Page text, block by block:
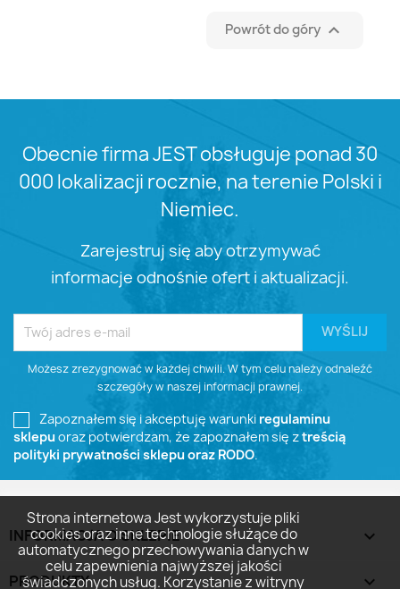
Powrót do góry 
Obecnie firma JEST obsługuje ponad 30
000 lokalizacji rocznie, na terenie Polski i
Niemiec.
Zarejestruj się aby otrzymywać
informacje odnośnie ofert i aktualizacji.
Możesz zrezygnować w każdej chwili. W tym celu należy odnaleźć
szczegóły w naszej informacji prawnej.
Zapoznałem się i akceptuję warunki regulaminu
sklepuoraz potwierdzam, że zapoznałem się ztreścią
polityki prywatności sklepu oraz RODO.
INFORMACJA O SKLEPIE keyboard_arrow_down
PRODUKTY 
Strona internetowa Jest wykorzystuje pliki
cookies oraz inne technologie służące do
automatycznego przechowywania danych w
celu zapewnienia najwyższej jakości
świadczonych usług. Korzystanie z witryny